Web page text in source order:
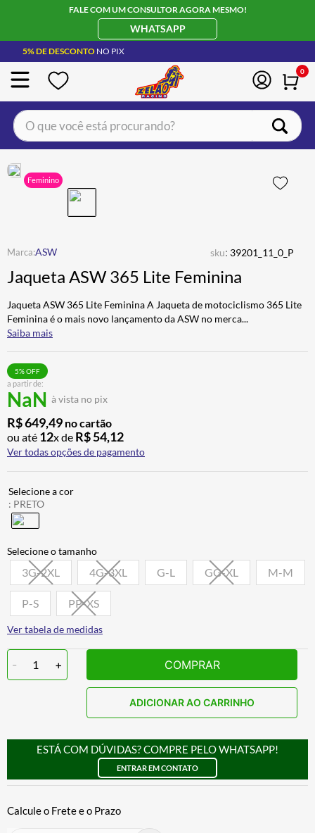
FALE COM UM CONSULTOR AGORA MESMO!
WHATSAPP
5% DE DESCONTO NO PIX
0
O que você está procurando?
Feminino
ASW sku: 39201_11_0_P
Jaqueta ASW 365 Lite Feminina
Jaqueta ASW 365 Lite Feminina A Jaqueta de motociclismo 365 Lite
Feminina é o mais novo lançamento da ASW no merca...
Saiba mais
a partir de:
NaN à vista no pix
5% OFF
R$649,49 no cartão
ou até 12x de R$54,12
Ver todas opções de pagamento
: PRETO
3G-2XL 4G-3XL G-L GG-XL M-M
P-S PP-XS
Ver tabela de medidas
- 1 + COMPRAR
ADICIONAR AO CARRINHO
ESTÁ COM DÚVIDAS? COMPRE PELO WHATSAPP!
ENTRAR EM CONTATO
1º CAPACETE LS2
BOTA
4º ÓCULOS SOLAR
5º LUVA
6º BAU
7º ALPINESTAR
8º AIROH
9º
10º BOTAS